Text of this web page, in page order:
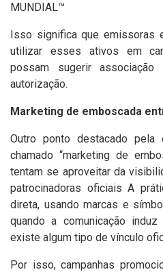
MUNDIAL™
Isso significa que emissoras
utilizar esses ativos em
possam sugerir
autorização.
Marketing de emboscada
Outro ponto destacado
chamado “marketing de
tentam se aproveitar da
patrocinadoras oficiaisA
direta, usando marcas e
quando a comunicação
existe algum tipo de vínculo
Por isso, campanhas